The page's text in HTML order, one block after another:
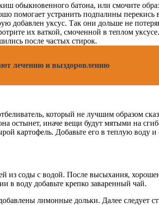
обыкновенного батона, или смочите
помогает устранить подпалины перекись
добавлен уксус. Так они дольше не
их ваткой, смоченной в теплом уксусе.
после частых стирок.
лечению и выздоровлению
который не лучшим образом
остынет, иначе вещи будут мятыми на
картофель. Добавьте его в теплую воду
из соды с водой. После высыхания,
в воду добавьте крепко заваренный чай.
лимонные дольки. Далее следует